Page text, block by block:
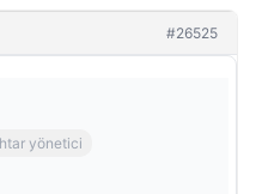
#26525
yönetici